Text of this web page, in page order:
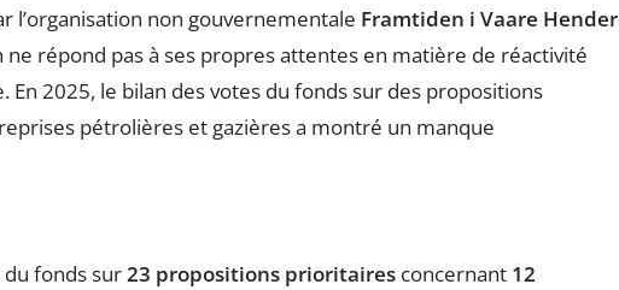
l’organisation non gouvernementale Framtiden i Vaare Hender
répond pas à ses propres attentes en matière de réactivité
En 2025, le bilan des votes du fonds sur des propositions
pétrolières et gazières a montré un manque
fonds sur23 propositions prioritaires concernant 12